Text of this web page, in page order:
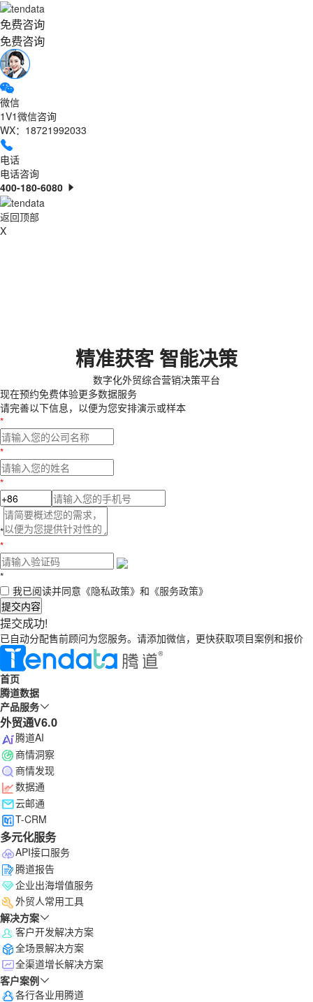
免费咨询
免费咨询
微信
1V1微信咨询
WX：18721992033
电话
电话咨询
400-180-6080
返回顶部
X
精准获客 智能决策
数字化外贸综合营销决策平台
现在预约免费体验更多数据服务
请完善以下信息，以便为您安排演示或样本
*
*
*
*
*
*
我已阅读并同意 《隐私政策》 和 《服务政策》
提交内容
提交成功!
已自动分配售前顾问为您服务。请添加微信，更快获取项目案例和报价
首页
腾道数据
产品服务
外贸通V6.0
腾道AI
商情洞察
商情发现
数据通
云邮通
T-CRM
多元化服务
API接口服务
腾道报告
企业出海增值服务
外贸人常用工具
解决方案
客户开发解决方案
全场景解决方案
全渠道增长解决方案
客户案例
各行各业用腾道